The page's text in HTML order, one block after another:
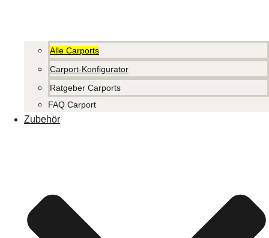
Alle Carports
Carport-Konfigurator
Ratgeber Carports
FAQ Carport
Zubehör